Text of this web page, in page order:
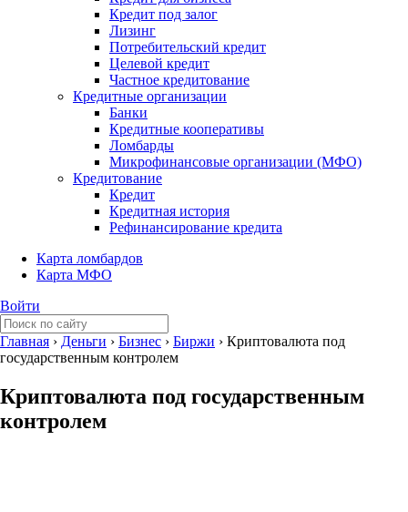
Кредит под залог
Лизинг
Потребительский кредит
Целевой кредит
Частное кредитование
Кредитные организации
Банки
Кредитные кооперативы
Ломбарды
Микрофинансовые организации (МФО)
Кредитование
Кредит
Кредитная история
Рефинансирование кредита
Карта ломбардов
Карта МФО
Войти
Главная › Деньги › Бизнес › Биржи › Криптовалюта под
государственным контролем
Криптовалюта под государственным
контролем